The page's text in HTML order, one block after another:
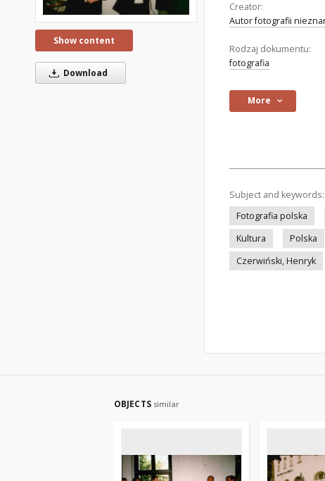
Show content
Download
Creator:
Autor fotografii
Rodzaj dokumentu:
fotografia
More
Subject and keywords:
Fotografia polska
Kultura
Polska
Czerwiński, Henryk
OBJECTS similar